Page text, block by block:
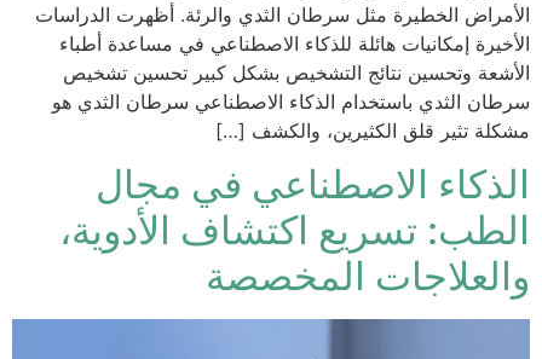
الأمراض الخطيرة مثل سرطان الثدي والرئة. أظهرت الدراسات
الأخيرة إمكانيات هائلة للذكاء الاصطناعي في مساعدة أطباء
الأشعة وتحسين نتائج التشخيص بشكل كبير تحسين تشخيص
سرطان الثدي باستخدام الذكاء الاصطناعي سرطان الثدي هو
مشكلة تثير قلق الكثيرين، والكشف […]
الذكاء الاصطناعي في مجال
الطب: تسريع اكتشاف الأدوية،
والعلاجات المخصصة